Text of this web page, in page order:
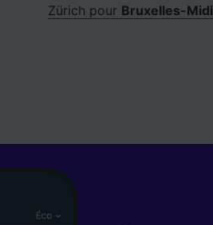
Zürich pour Bruxelles-Midi